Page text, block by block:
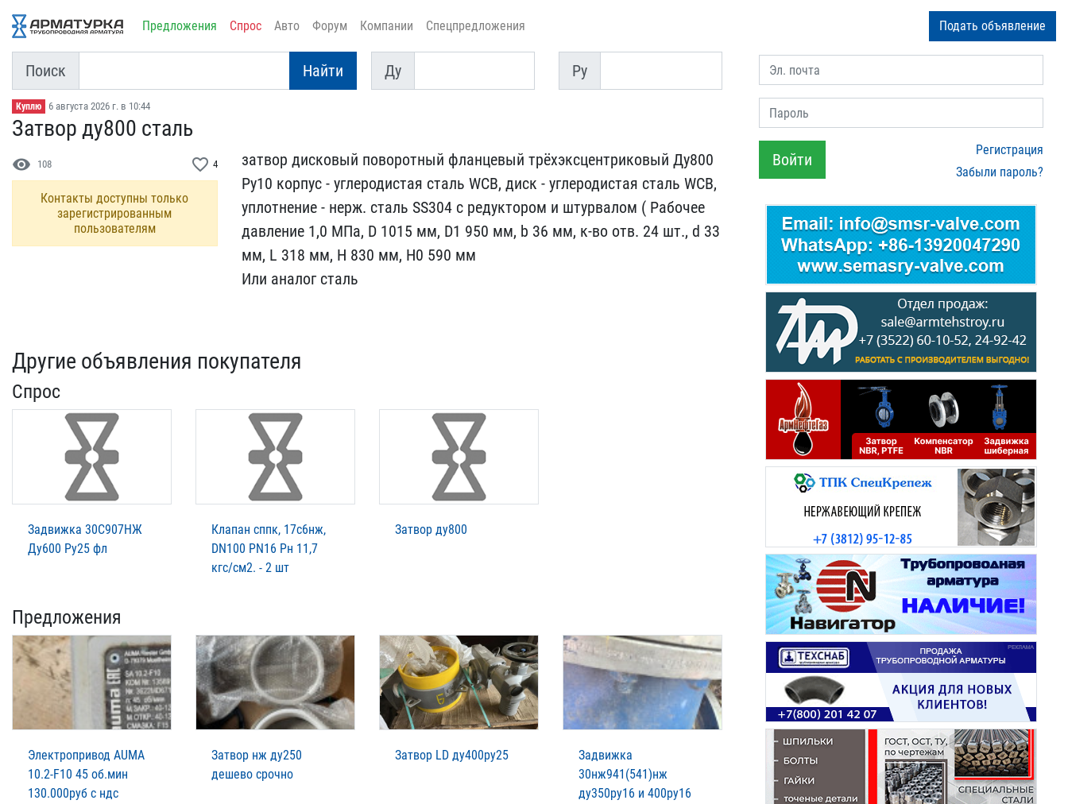
Предложения Спрос Авто Форум Компании Спецпредложения Подать объявление
Поиск Найти
Ду
Ду
Py
Py
Куплю 6 августа 2026 г. в 10:44
Затвор ду800 сталь
visibility 108 favorite_border 4
Контакты доступны только
зарегистрированным
пользователям
затвор дисковый поворот​ный фланцевый трёхэксцен​триковый Ду800
Ру10 корп​ус - углеродистая сталь ​WCB, диск - углеродистая​ сталь WCB,
уплотнение -​ нерж. сталь SS304 с ред​уктором и штурвалом ( Ра​бочее
давление 1,0 МПа, ​D 1015 мм, D1 950 мм, b ​36 мм, к-во отв. 24 шт.,​ d 33
мм, L 318 мм, H 83​0 мм, H0 590 мм
Или анал​ог сталь
Другие объявления покупателя
Спрос
Задвижка 30С907НЖ
Ду600 Ру25 фл
Клапан сппк, 17с6нж,
DN100 PN16 Рн 11,7
кгс/см2. - 2 шт
Затвор ду800
Предложения
Электропривод AUMA
10.2-F10 45 об.мин
130.000руб с ндс
Затвор нж ду250
дешево срочно
Затвор LD ду400ру25
Задвижка
30нж941(541)нж
ду350ру16 и 400ру16
Эл. почта
Пароль
Войти
Регистрация
Забыли пароль?